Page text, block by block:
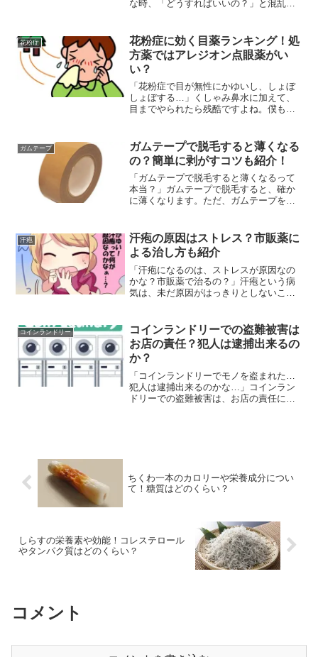
な時、「どうすればいいの？」と混乱す
話しましょう。この記事で、事故後の対
処法や連絡方法を詳しく解...
花粉症
花粉症に効く目薬ランキング！処
方薬ではアレジオン点眼薬がい
い？
「花粉症で目が無性にかゆいし、しょぼ
しょぼする…」くしゃみ鼻水に加えて、
目までやられたら残酷ですよね。僕も毎
ランキング形式で紹介していきます!
ガムテープ
ガムテープで脱毛すると薄くなる
の？簡単に剥がすコツも紹介！
「ガムテープで脱毛すると薄くなるって
本当？」ガムテープで脱毛すると、確か
に薄くなります。ただ、ガムテープを貼
法はどうやるのでしょうか？ということ
で今回は、 ガムテープで...
汗疱
汗疱の原因はストレス？市販薬に
よる治し方も紹介
「汗疱になるのは、ストレスが原因なの
かな？市販薬で治るの？」汗疱という病
気は、未だ原因がはっきりとしないこと
しかし、ストレスによって引き起こす可
能性もあるようなのです。...
コインランドリー
コインランドリーでの盗難被害は
お店の責任？犯人は逮捕出来るの
か？
「コインランドリーでモノを盗まれた…
犯人は逮捕出来るのかな…」コインラン
ドリーでの盗難被害は、お店の責任にす
ちくわ一本のカロリーや栄養成分につい
て！糖質はどのくらい？
しらすの栄養素や効能！コレステロール
やタンパク質はどのくらい？
コメント